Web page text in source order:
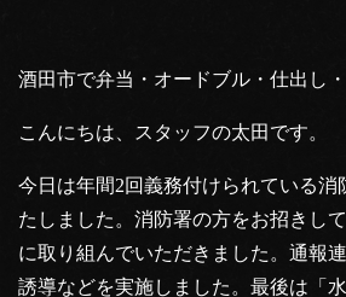
酒田市で弁当・オードブル・仕出し
こんにちは、スタッフの太田です。
今日は年間2回義務付けられている消
たしました。消防署の方をお招きし
に取り組んでいただきました。通報
誘導などを実施しました。最後は「